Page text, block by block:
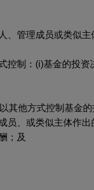
管理成员或类似主
控制：(i)基金的投资
其他方式控制基金的
员、或类似主体作
；及